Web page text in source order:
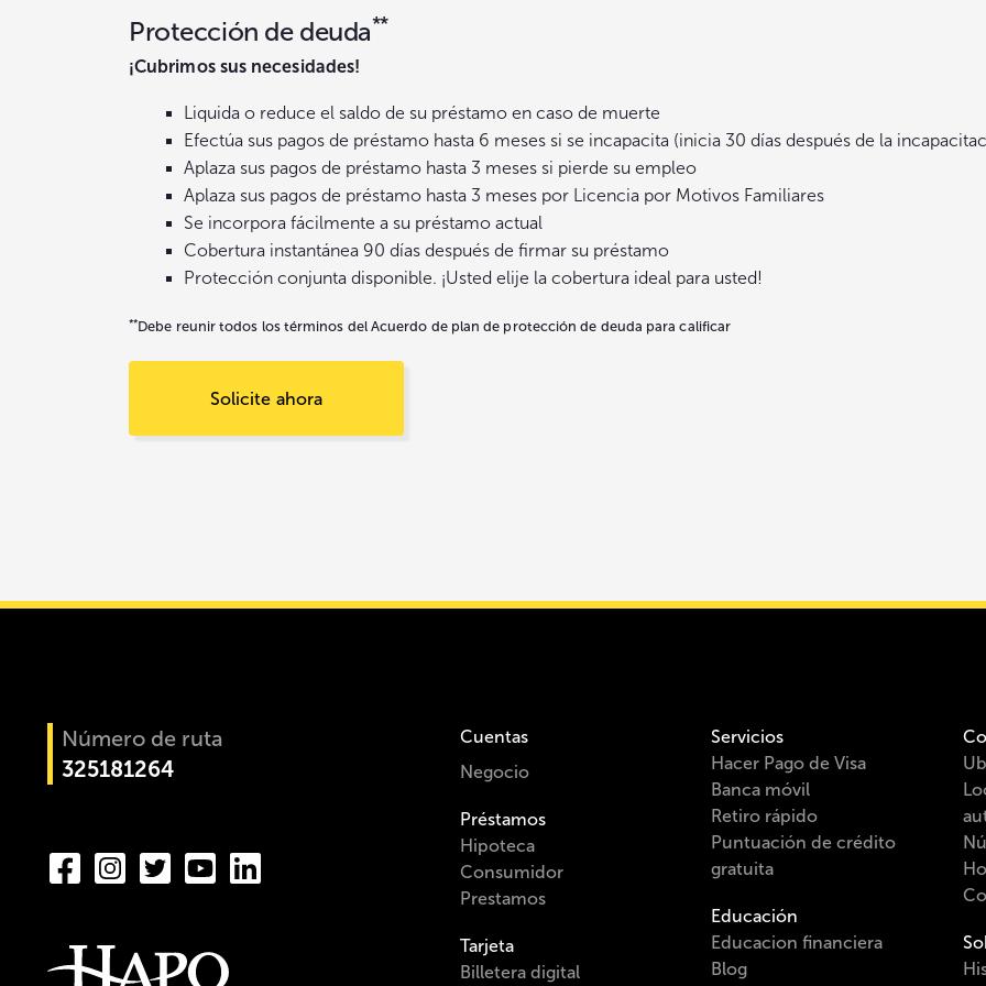
Protección de deuda**
¡Cubrimos sus necesidades!
Liquida o reduce el saldo de su préstamo en caso de muerte
Efectúa sus pagos de préstamo hasta 6 meses si se incapacita (inicia 30 días después de la
Aplaza sus pagos de préstamo hasta 3 meses si pierde su empleo
Aplaza sus pagos de préstamo hasta 3 meses por Licencia por Motivos Familiares
Se incorpora fácilmente a su préstamo actual
Cobertura instantánea 90 días después de firmar su préstamo
Protección conjunta disponible. ¡Usted elije la cobertura ideal para usted!
**Debe reunir todos los términos del Acuerdo de plan de protección de deuda para calificar
Solicite ahora
Número de ruta
325181264
Cuentas
Negocio
Préstamos
Hipoteca
Consumidor
Prestamos
Tarjeta
Billetera digital
Servicios
Hacer Pago de Visa
Banca móvil
Retiro rápido
Puntuación de crédito
gratuita
Educación
Educacion financiera
Blog